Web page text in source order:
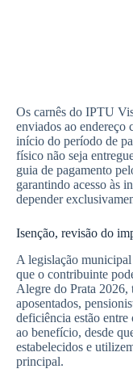
Os carnês do IPTU
enviados ao endereço
início do período de
físico não seja
guia de pagamento
garantindo acesso às
depender
Isenção, revisão do
A legislação
que o contribuinte
Alegre do Prata 2026,
aposentados,
deficiência estão
ao benefício, desde
estabelecidos e
principal.